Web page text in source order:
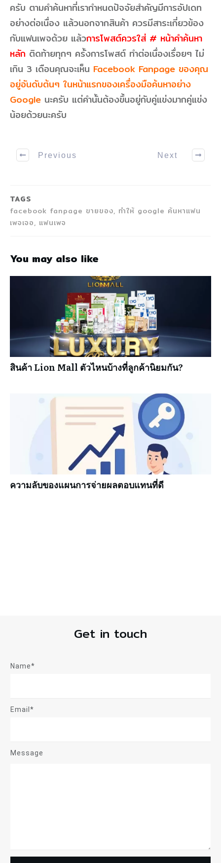
ครับ ตามคำค้นหาที่เรากำหนดปัจจัยสำคัญมีการอัปเดท
อย่างต่อเนื่อง แล้วนอกจากสินค้า ควรมีสาระเกี่ยวข้อง
กับแฟนเพจด้วย แล้วการโพสต์ควรใส่ # หน้าคำค้นหา
หลัก ติดท้ายทุกๆ ครั้งการโพสต์ ทำต่อเนื่องเรื่อยๆ ไม่
เกิน 3 เดือนคุณจะเห็น Facebook Fanpage ของคุณ
อยู่อันดับต้นๆ ในหน้าแรกของเครื่องมือค้นหาอย่าง
Google นะครับ แต่คำนั้นต้องขึ้นอยู่กับคู่แข่งมากคู่แข่ง
น้อยด้วยนะครับ
Previous Next
TAGS
facebook fanpage ขายของ, ทำให้ google ค้นหาแฟน
เพจเจอ, แฟนเพจ
You may also like
สินค้า Lion Mall ตัวไหนบ้างที่ลูกค้านิยมกัน?
ความลับของแผนการจ่ายผลตอบแทนที่ดี
Get in touch
Name*
Email*
Message